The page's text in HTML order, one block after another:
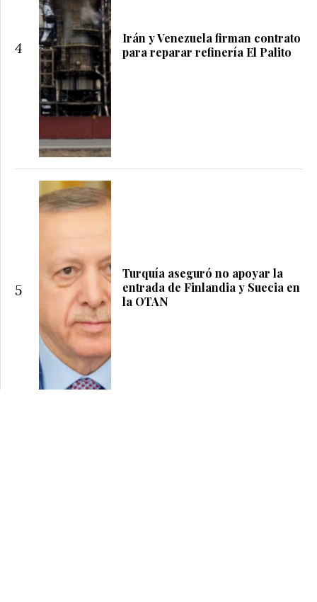
4
Irán y Venezuela firman contrato
para reparar refinería El Palito
5
Turquía aseguró no apoyar la
entrada de Finlandia y Suecia en
la OTAN